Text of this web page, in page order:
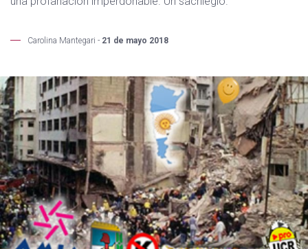
Carolina Mantegari - 21 de mayo 2018